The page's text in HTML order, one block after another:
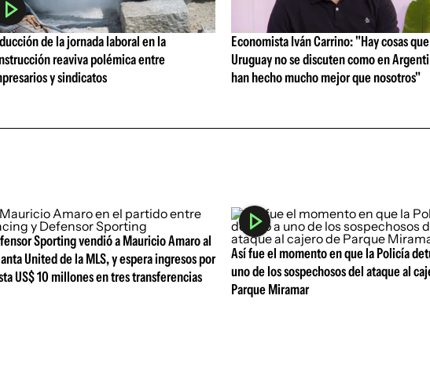
de la jornada laboral en la
reaviva polémica entre
y sindicatos
Economista Iván Carrino: "Hay cosas
Uruguay no se discuten como en
han hecho mucho mejor que nosotros"
Sporting vendió a Mauricio Amaro al
United de la MLS, y espera ingresos por
US$ 10 millones en tres transferencias
Así fue el momento en que la Policía
uno de los sospechosos del ataque al
Parque Miramar